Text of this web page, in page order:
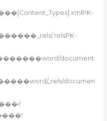
.relsPK-
document.
_rels/documen